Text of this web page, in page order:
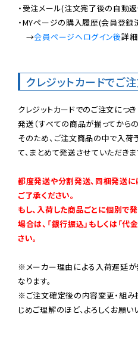
・受注メール(注文完了後の自動
・MYページの購入履歴(会員登録
→会員ページへログイン後詳細
クレジットカードでご
クレジットカードでのご注文につ
発送（すべての商品が揃ってから
そのため、ご注文商品の中で入
て、まとめて発送させていただきま
都度発送や分割発送、同梱発送に
ご了承ください。
もし、入荷した商品ごとに個別で
場合は、「銀行振込」もしくは「
さい。
※メーカー理由による入荷遅延が
なります。
※ご注文確定後の内容変更・組み
じめご理解のほど、よろしくお願い